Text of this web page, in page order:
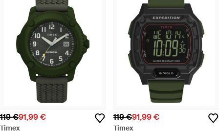
119 €91,99 €
Timex
119 €91,99 €
Timex